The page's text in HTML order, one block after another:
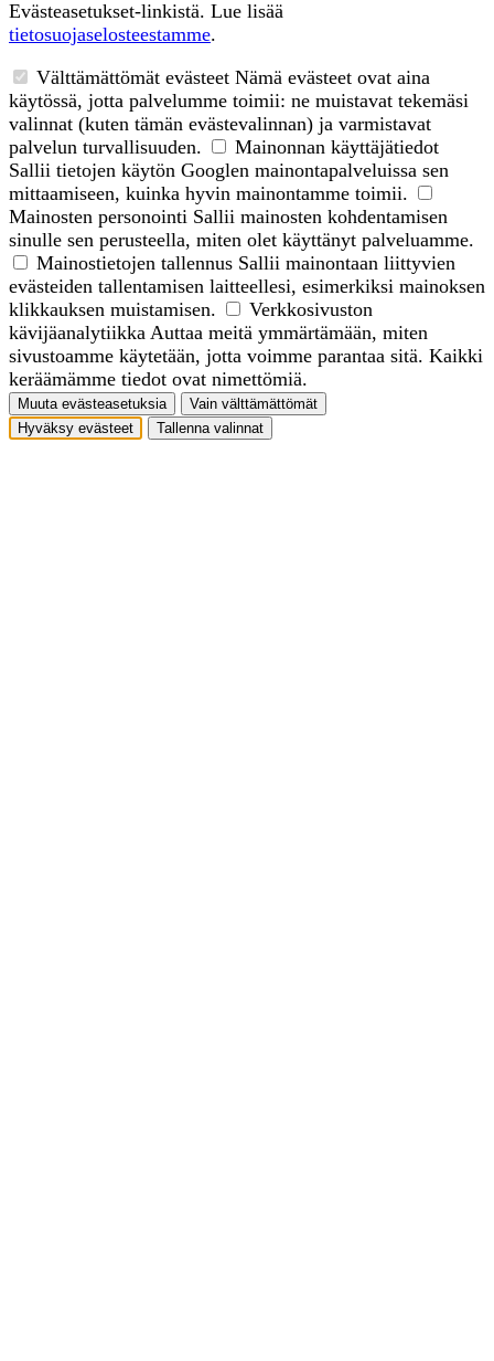
Evästeasetukset-linkistä. Lue lisää
tietosuojaselosteestamme.
Välttämättömät evästeet Nämä evästeet ovat aina
käytössä, jotta palvelumme toimii: ne muistavat tekemäsi
valinnat (kuten tämän evästevalinnan) ja varmistavat
palvelun turvallisuuden.
Mainonnan käyttäjätiedot
Sallii tietojen käytön Googlen mainontapalveluissa sen
mittaamiseen, kuinka hyvin mainontamme toimii.
Mainosten personointi Sallii mainosten kohdentamisen
sinulle sen perusteella, miten olet käyttänyt palveluamme.
Mainostietojen tallennus Sallii mainontaan liittyvien
evästeiden tallentamisen laitteellesi, esimerkiksi mainoksen
klikkauksen muistamisen.
Verkkosivuston
kävijäanalytiikka Auttaa meitä ymmärtämään, miten
sivustoamme käytetään, jotta voimme parantaa sitä. Kaikki
keräämämme tiedot ovat nimettömiä.
Muuta evästeasetuksia
Vain välttämättömät
Hyväksy evästeet
Tallenna valinnat